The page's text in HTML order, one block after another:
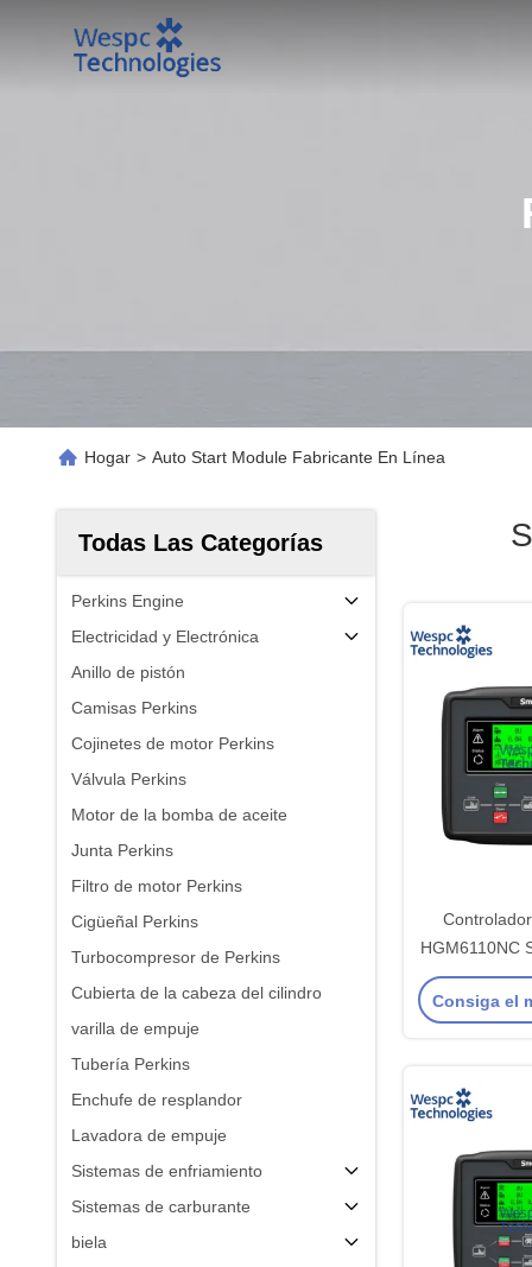
Hogar > Auto Start Module Fabricante En Línea
Todas Las Categorías
Perkins Engine
Electricidad y Electrónica
Anillo de pistón
Camisas Perkins
Cojinetes de motor Perkins
Válvula Perkins
Motor de la bomba de aceite
Junta Perkins
Filtro de motor Perkins
Cigüeñal Perkins
Turbocompresor de Perkins
Cubierta de la cabeza del cilindro
varilla de empuje
Tubería Perkins
Enchufe de resplandor
Lavadora de empuje
Sistemas de enfriamiento
Sistemas de carburante
biela
HGM6110NC
WESPC,
Consiga el